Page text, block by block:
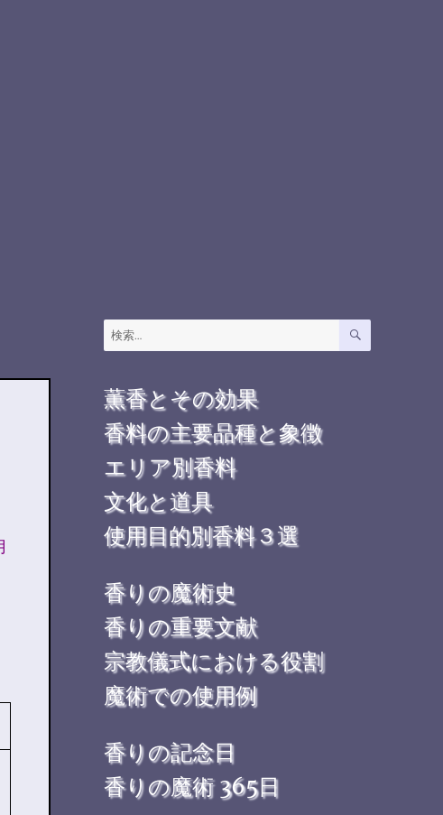
検
索:
検
薫香とその効果
香料の主要品種と象徴
エリア別香料
文化と道具
使用目的別香料３選
香りの魔術史
香りの重要文献
宗教儀式における役割
魔術での使用例
香りの記念日
香りの魔術 365日